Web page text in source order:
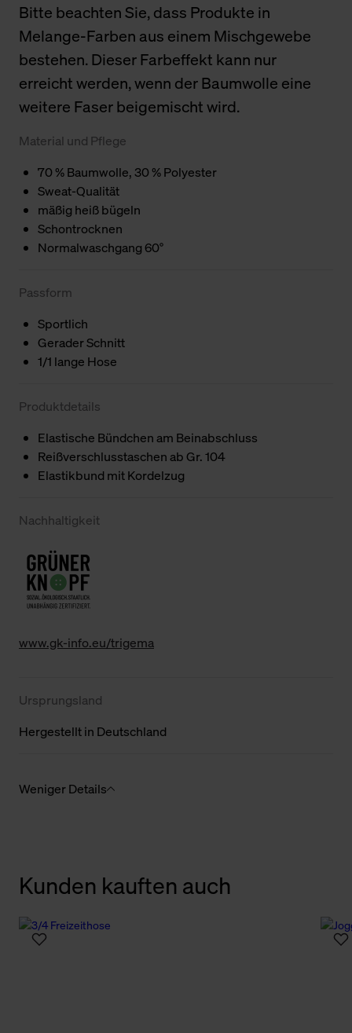
Bitte beachten Sie, dass Produkte in
Melange-Farben aus einem Mischgewebe
bestehen. Dieser Farbeffekt kann nur
erreicht werden, wenn der Baumwolle eine
weitere Faser beigemischt wird.
Material und Pflege
70 % Baumwolle, 30 % Polyester
Sweat-Qualität
mäßig heiß bügeln
Schontrocknen
Normalwaschgang 60°
Passform
Sportlich
Gerader Schnitt
1/1 lange Hose
Produktdetails
Elastische Bündchen am Beinabschluss
Reißverschlusstaschen ab Gr. 104
Elastikbund mit Kordelzug
Nachhaltigkeit
www.gk-info.eu/trigema
Ursprungsland
Hergestellt in Deutschland
Weniger Details
Kunden kauften auch